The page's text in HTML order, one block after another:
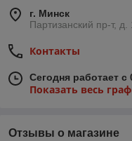
г. Минск
Партизанский пр-т,
Контакты
Сегодня работает с
Показать весь
Отзывы о магазине